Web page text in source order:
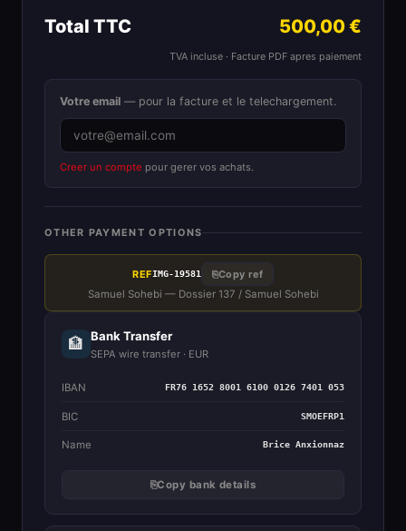
Total TTC 500,00 €
TVA incluse · Facture PDF apres paiement
Votre email — pour la facture et le telechargement.
Creer un compte pour gerer vos achats.
OTHER PAYMENT OPTIONS
REFIMG-19581 ⎘Copy ref
Samuel Sohebi — Dossier 137 / Samuel Sohebi
🏦 Bank Transfer
SEPA wire transfer · EUR
IBAN FR76 1652 8001 6100 0126 7401 053
BIC SMOEFRP1
Name Brice Anxionnaz
⎘Copy bank details